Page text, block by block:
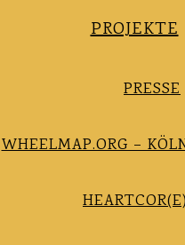
PROJEKTE
PRESSE
WHEELMAP.ORG –